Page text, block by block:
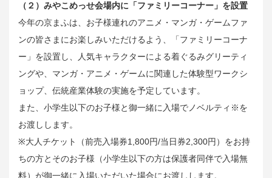
（２）みやこめっせ会場内に「ファミリーコーナー」を設置
今年の京まふは、お子様連れのアニメ・マンガ・ゲームファ
ンの皆さまにお楽しみいただけるよう、「ファミリーコーナ
ー」を設置し、人気キャラクターによる着ぐるみグリーティ
ングや、マンガ・アニメ・ゲームに関連した体験型ワークシ
ョップ、伝統産業体験の実施を予定しています。
また、小学生以下のお子様と御一緒に入場でノベルティ※を
お渡しします。
※大人チケット（前売入場券1,800円/当日券2,300円）をお持
ちの方とそのお子様（小学生以下の方は保護者同伴で入場無
料）が御一緒に入場いただいた場合にお渡しします。